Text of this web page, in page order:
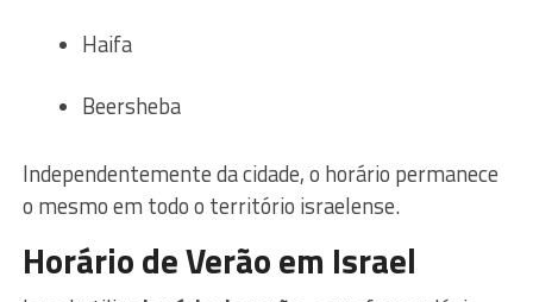
Haifa
Beersheba
Independentemente da cidade, o horário permanece
o mesmo em todo o território israelense.
Horário de Verão em Israel